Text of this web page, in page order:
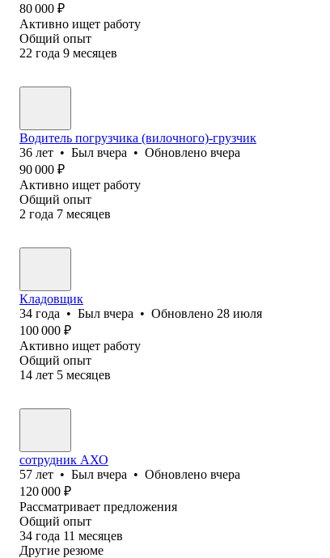
80 000 ₽
Активно ищет работу
Общий опыт
22 года 9 месяцев
Водитель погрузчика (вилочного)-грузчик
36 лет • Был вчера • Обновлено вчера
90 000 ₽
Активно ищет работу
Общий опыт
2 года 7 месяцев
Кладовщик
34 года • Был вчера • Обновлено 28 июля
100 000 ₽
Активно ищет работу
Общий опыт
14 лет 5 месяцев
сотрудник АХО
57 лет • Был вчера • Обновлено вчера
120 000 ₽
Рассматривает предложения
Общий опыт
34 года 11 месяцев
Другие резюме